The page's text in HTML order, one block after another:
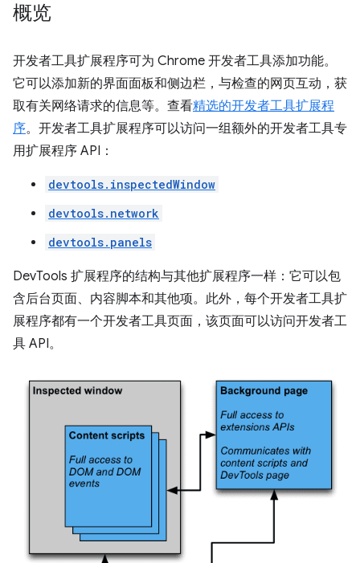
概览
开发者工具扩展程序可为 Chrome 开发者工具添加功能。
它可以添加新的界面面板和侧边栏，与检查的网页互动，获
取有关网络请求的信息等。查看精选的开发者工具扩展程
序。开发者工具扩展程序可以访问一组额外的开发者工具专
用扩展程序 API：
devtools.inspectedWindow
devtools.network
devtools.panels
DevTools 扩展程序的结构与其他扩展程序一样：它可以包
含后台页面、内容脚本和其他项。此外，每个开发者工具扩
展程序都有一个开发者工具页面，该页面可以访问开发者工
具 API。